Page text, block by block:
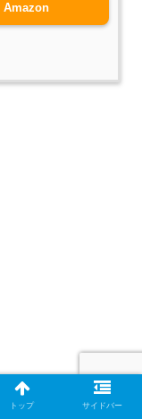
Amazon
トップ サイドバー